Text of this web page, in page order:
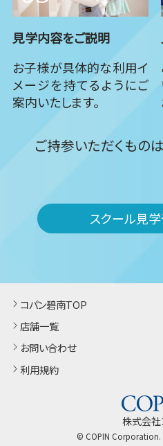
見学内容をご説明
お子様が具体的な利用イ
メージを持てるようにご
案内いたします。
ご持参いただくもの
スクール見
コパン碧南TOP
店舗一覧
お問い合わせ
利用規約
株式会社
© COPIN Corporation.